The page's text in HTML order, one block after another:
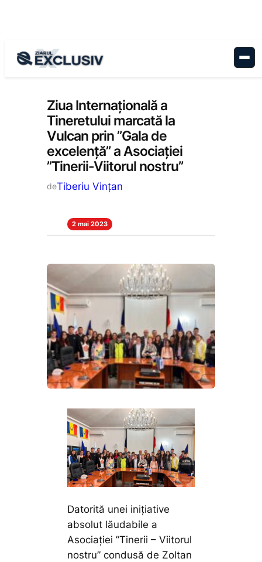
Educație, Stiri la zi
Ziua Internațională a
Tineretului marcată la
Vulcan prin ”Gala de
excelență” a Asociației
”Tinerii-Viitorul nostru”
deTiberiu Vințan
2 mai 2023
Datorită unei inițiative
absolut lăudabile a
Asociației ”Tinerii – Viitorul
nostru” condusă de Zoltan